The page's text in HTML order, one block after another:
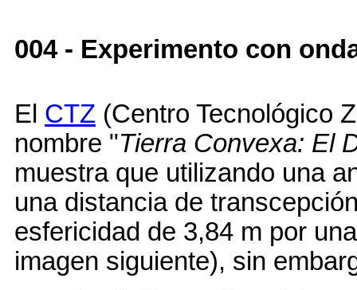
004- Experimento con
El CTZ (Centro Tecnológico
nombre "Tierra Convexa: El
muestra que utilizando una
una distancia de
esfericidad de 3,84 m por
imagen siguiente), sin